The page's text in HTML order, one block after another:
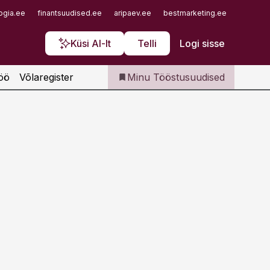
finantsuudised.ee aripaev.ee bestmarketing.ee
Küsi AI-lt Telli Logi sisse
Iseteenindus
Telli Tööstusuudised
Võlaregister Minu Tööstusuudised